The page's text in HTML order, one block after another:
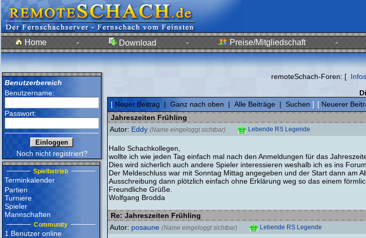
Home - Download - Preise/Mitgliedschaft -
Benutzerbereich
Benutzername:
Passwort:
Noch nicht registriert?
Spielbetrieb
Terminkalender
Partien
Turniere
Spieler
Mannschaften
Community
1 Benutzer online
remoteSchach-Foren: [
[ Neuer Beitrag | Ganz nach oben | Alle Beiträge | Suchen ] [ Neuerer
Jahreszeiten Frühling
Autor: Eddy (Name eingeloggt sichtbar) Lebende RS Legende
Hallo Schachkollegen,
wollte ich wie jeden Tag einfach mal nach den Anmeldungen für das
Dies wird sicherlich auch andere Spieler interessieren weshalb ich es ins
Der Meldeschluss war mit Sonntag Mittag angegeben und der Start dann am
Ausschreibung dann plötzlich einfach ohne Erklärung weg so das einem
Freundliche Grüße.
Wolfgang Brodda
Re: Jahreszeiten Frühling
Autor: posaune (Name eingeloggt sichtbar) Lebende RS Legende